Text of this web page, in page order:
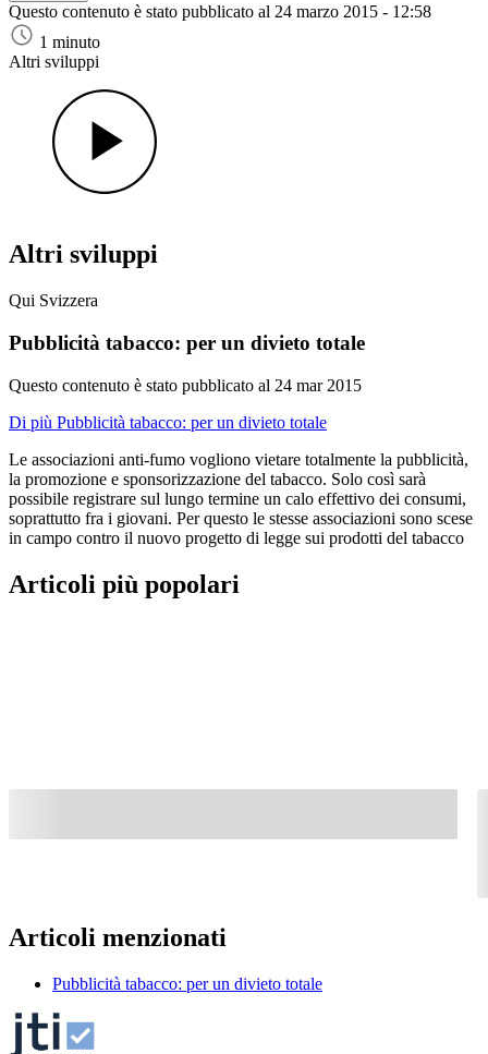
Questo contenuto è stato pubblicato al 24 marzo 2015 - 12:58
1 minuto
Altri sviluppi
Altri sviluppi
Qui Svizzera
Pubblicità tabacco: per un divieto totale
Questo contenuto è stato pubblicato al 24 mar 2015
Di più Pubblicità tabacco: per un divieto totale
Le associazioni anti-fumo vogliono vietare totalmente la pubblicità,
la promozione e sponsorizzazione del tabacco. Solo così sarà
possibile registrare sul lungo termine un calo effettivo dei consumi,
soprattutto fra i giovani. Per questo le stesse associazioni sono scese
in campo contro il nuovo progetto di legge sui prodotti del tabacco
Articoli più popolari
Articoli menzionati
Pubblicità tabacco: per un divieto totale